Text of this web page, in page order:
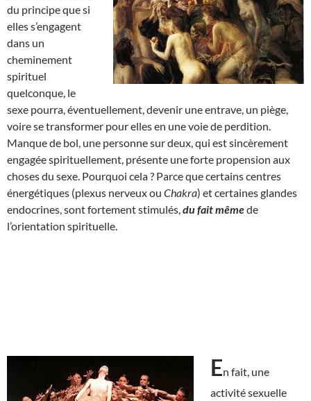
du principe que si
elles s’engagent
dans un
cheminement
spirituel
quelconque, le
sexe pourra, éventuellement, devenir une entrave, un piège,
voire se transformer pour elles en une voie de perdition.
Manque de bol, une personne sur deux, qui est sincèrement
engagée spirituellement, présente une forte propension aux
choses du sexe. Pourquoi cela ? Parce que certains centres
énergétiques (plexus nerveux ou Chakra) et certaines glandes
endocrines, sont fortement stimulés, du fait mêmede
l’orientation spirituelle.
En fait, une
activité sexuelle